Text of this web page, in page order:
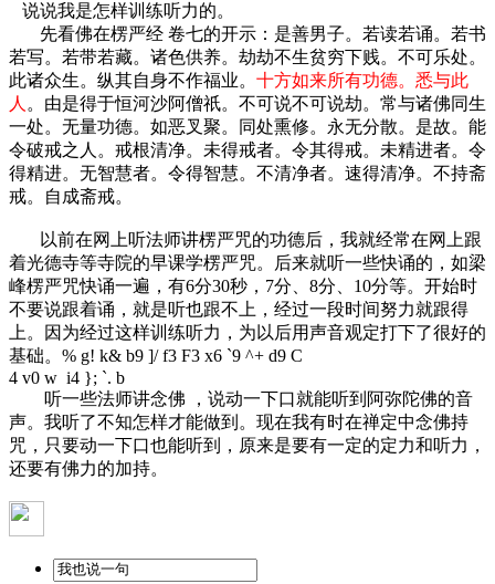
说说我是怎样训练听力的。
先看佛在楞严经 卷七的开示：是善男子。若读若诵。若书
若写。若带若藏。诸色供养。劫劫不生贫穷下贱。不可乐处。
此诸众生。纵其自身不作福业。 十方如来所有功德。悉与此
人 。由是得于恒河沙阿僧祇。不可说不可说劫。常与诸佛同生
一处。无量功德。如恶叉聚。同处熏修。永无分散。是故。能
令破戒之人。戒根清净。未得戒者。令其得戒。未精进者。令
得精进。无智慧者。令得智慧。不清净者。速得清净。不持斋
戒。自成斋戒。
以前在网上听法师讲楞严咒的功德后，我就经常在网上跟
着光德寺等寺院的早课学楞严咒。后来就听一些快诵的，如梁
峰楞严咒快诵一遍，有6分30秒，7分、8分、10分等。开始时
不要说跟着诵，就是听也跟不上，经过一段时间努力就跟得
上。因为经过这样训练听力，为以后用声音观定打下了很好的
基础。 % g! k& b9 ]/ f3 F3 x6 `9 ^+ d9 C
4 v0 w i4 }; `. b
听一些法师讲念佛 ，说动一下口就能听到阿弥陀佛的音
声。我听了不知怎样才能做到。现在我有时在禅定中念佛持
咒，只要动一下口也能听到，原来是要有一定的定力和听力，
还要有佛力的加持。